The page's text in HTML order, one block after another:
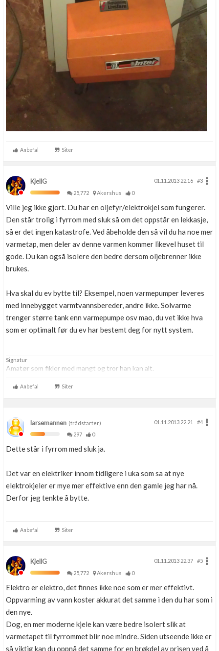
Anbefal Siter
KjellG 01.11.2013 22.16
#3
25,772
Akershus 0
Ville jeg ikke gjort. Du har en oljefyr/elektrokjel som fungerer.
Den står trolig i fyrrom med sluk så om det oppstår en lekkasje,
så er det ingen katastrofe. Ved åbeholde den så vil du ha noe mer
varmetap, men deler av denne varmen kommer likevel huset til
gode. Du kan også isolere den bedre dersom oljebrenner ikke
brukes.
Hva skal du ev bytte til? Eksempel, noen varmepumper leveres
med innebygget varmtvannsbereder, andre ikke. Solvarme
trenger større tank enn varmepumpe osv mao, du vet ikke hva
som er optimalt før du ev har bestemt deg for nytt system.
Signatur
Amatør som fikler med mangt og tror han kan alt.
Anbefal Siter
larsemannen (trådstarter) 01.11.2013 22.21
#4
297
0
Dette står i fyrrom med sluk ja.
Det var en elektriker innom tidligere i uka som sa at nye
elektrokjeler er mye mer effektive enn den gamle jeg har nå.
Derfor jeg tenkte å bytte.
Anbefal Siter
KjellG 01.11.2013 22.37
#5
25,772
Akershus 0
Elektro er elektro, det finnes ikke noe som er mer effektivt.
Oppvarming av vann koster akkurat det samme i den du har som i
den nye.
Dog, en mer moderne kjele kan være bedre isolert slik at
varmetapet til fyrrommet blir noe mindre. Siden utseende ikke er
så viktig kan du oppnå det samme for en brøkdel av prisen ved å